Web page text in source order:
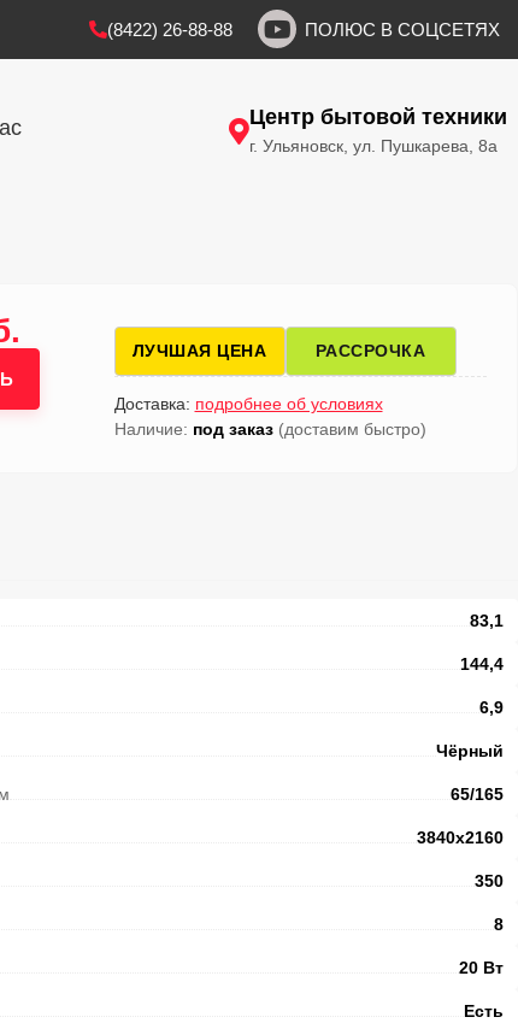
(8422) 26-88-88 ПОЛЮС В СОЦСЕТЯХ
Центр бытовой техники
г. Ульяновск, ул. Пушкарева, 8а
ЛУЧШАЯ ЦЕНА РАССРОЧКА
Доставка: подробнее об условиях
Наличие: под заказ(доставим быстро)
83,1
144,4
6,9
Чёрный
65/165
3840x2160
350
8
20 Вт
Есть